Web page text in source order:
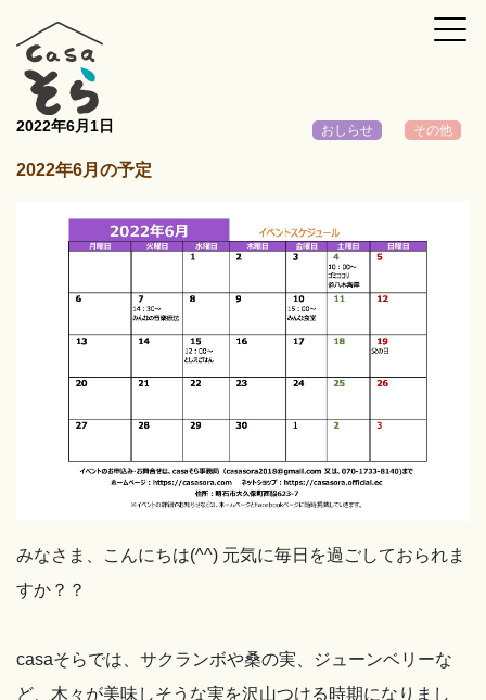
2022年6月1日 おしらせ その他
2022年6月の予定
みなさま、こんにちは(^^) 元気に毎日を過ごしておられま
すか？？
casaそらでは、サクランボや桑の実、ジューンベリーな
ど、木々が美味しそうな実を沢山つける時期になりまし